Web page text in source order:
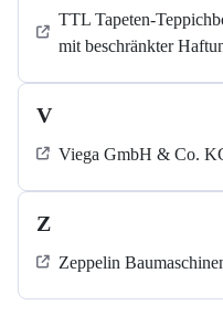
TTL Tapeten-
mit beschränkter
V
Viega GmbH & Co.
Z
Zeppelin